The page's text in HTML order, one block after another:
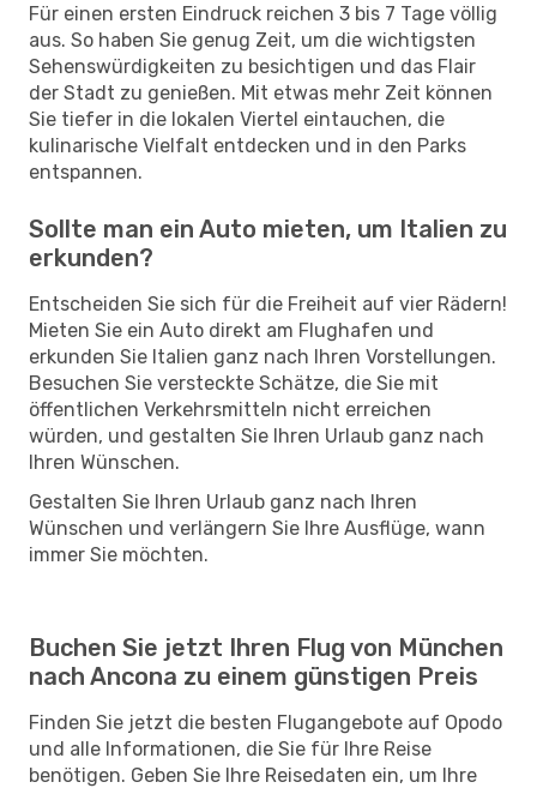
Für einen ersten Eindruck reichen 3 bis 7 Tage völlig
aus. So haben Sie genug Zeit, um die wichtigsten
Sehenswürdigkeiten zu besichtigen und das Flair
der Stadt zu genießen. Mit etwas mehr Zeit können
Sie tiefer in die lokalen Viertel eintauchen, die
kulinarische Vielfalt entdecken und in den Parks
entspannen.
Sollte man ein Auto mieten, um Italien zu
erkunden?
Entscheiden Sie sich für die Freiheit auf vier Rädern!
Mieten Sie ein Auto direkt am Flughafen und
erkunden Sie Italien ganz nach Ihren Vorstellungen.
Besuchen Sie versteckte Schätze, die Sie mit
öffentlichen Verkehrsmitteln nicht erreichen
würden, und gestalten Sie Ihren Urlaub ganz nach
Ihren Wünschen.
Gestalten Sie Ihren Urlaub ganz nach Ihren
Wünschen und verlängern Sie Ihre Ausflüge, wann
immer Sie möchten.
Buchen Sie jetzt Ihren Flug von München
nach Ancona zu einem günstigen Preis
Finden Sie jetzt die besten Flugangebote auf Opodo
und alle Informationen, die Sie für Ihre Reise
benötigen. Geben Sie Ihre Reisedaten ein, um Ihre